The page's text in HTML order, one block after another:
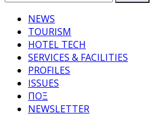
NEWS
TOURISM
HOTEL TECH
SERVICES & FACILITIES
PROFILES
ISSUES
ΠΟΞ
NEWSLETTER